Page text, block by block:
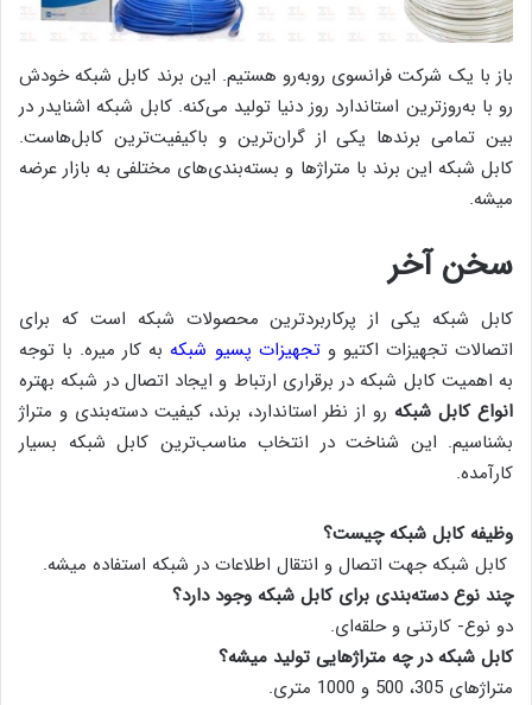
باز با یک شرکت فرانسوی روبه‌رو هستیم. این برند کابل شبکه خودش
رو با به‌روزترین استاندارد روز دنیا تولید می‌کنه. کابل‌ شبکه اشنایدر در
بین تمامی برندها یکی از گران‌ترین و باکیفیت‌ترین کابل‌هاست.
کابل شبکه این برند با متراژها و بسته‌بندی‌های مختلفی به بازار عرضه
میشه.
سخن آخر
کابل شبکه یکی از پرکاربردترین محصولات شبکه است که برای
اتصالات تجهیزات اکتیو وتجهیزات پسیو شبکهبه کار میره. با توجه
به اهمیت کابل شبکه در برقراری ارتباط و ایجاد اتصال در شبکه بهتره
انواع کابل شبکه رو از نظر استاندارد، برند، کیفیت دسته‌بندی و متراژ
بشناسیم. این شناخت در انتخاب مناسب‌ترین کابل شبکه بسیار
کارآمده.
وظیفه کابل شبکه چیست؟
کابل شبکه جهت اتصال و انتقال اطلاعات در شبکه استفاده میشه.
چند نوع دسته‌بندی برای کابل شبکه وجود دارد؟
دو نوع- کارتنی و حلقه‌ای.
کابل شبکه در چه متراژهایی تولید میشه؟
متراژهای 305، 500 و 1000 متری.